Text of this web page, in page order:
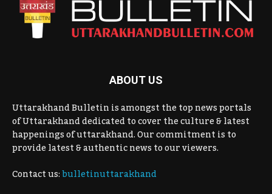
ABOUT US
Uttarakhand Bulletin is amongst the top news portals
of Uttarakhand dedicated to cover the culture & latest
happenings of uttarakhand. Our commitment is to
provide latest & authentic news to our viewers.
Contact us:bulletinuttarakhand